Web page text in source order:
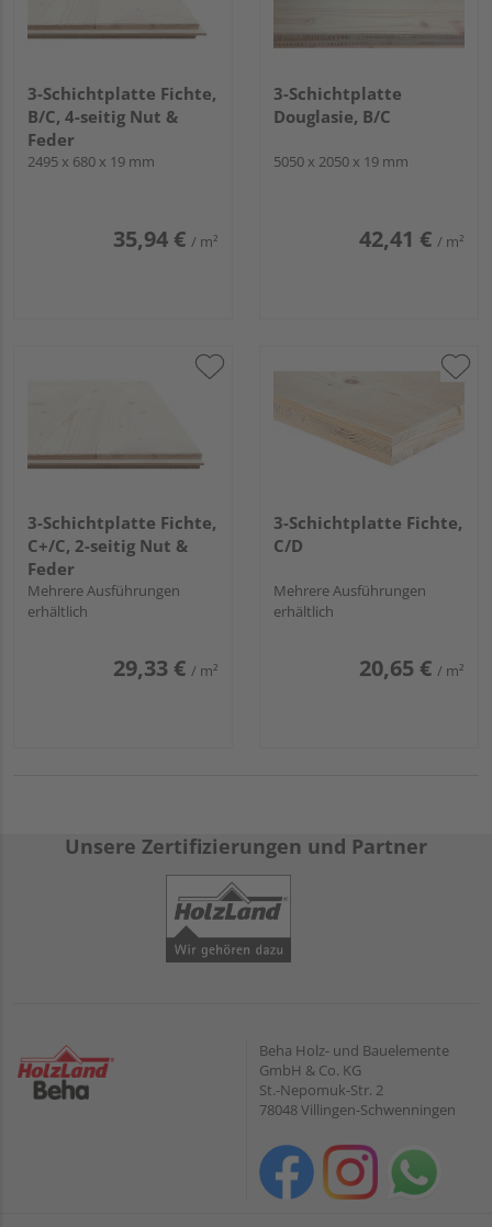
3-Schichtplatte Fichte,
B/C, 4-seitig Nut &
Feder
2495 x 680 x 19 mm
35,94 € / m²
3-Schichtplatte
Douglasie, B/C
5050 x 2050 x 19 mm
42,41 € / m²
3-Schichtplatte Fichte,
C+/C, 2-seitig Nut &
Feder
Mehrere Ausführungen
erhältlich
29,33 € / m²
3-Schichtplatte Fichte,
C/D
Mehrere Ausführungen
erhältlich
20,65 € / m²
Unsere Zertifizierungen und Partner
Beha Holz- und Bauelemente
GmbH & Co. KG
St.-Nepomuk-Str. 2
78048 Villingen-Schwenningen